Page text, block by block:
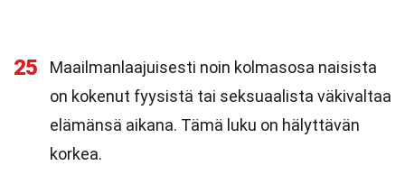
25
Maailmanlaajuisesti noin kolmasosa naisista
on kokenut fyysistä tai seksuaalista väkivaltaa
elämänsä aikana. Tämä luku on hälyttävän
korkea.